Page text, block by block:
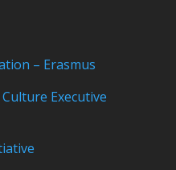
– Erasmus
Executive